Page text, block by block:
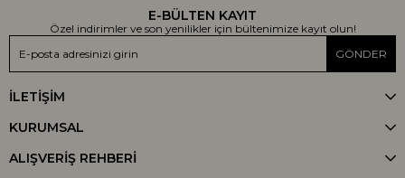
E-BÜLTEN KAYIT
Özel indirimler ve son yenilikler için bültenimize kayıt olun!
GÖNDER
İLETİŞİM
KURUMSAL
ALIŞVERİŞ REHBERİ